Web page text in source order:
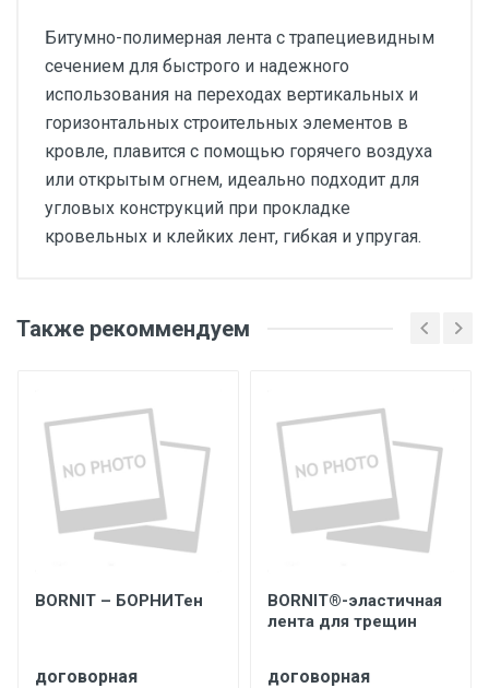
Битумно-полимерная лента с трапециевидным
сечением для быстрого и надежного
использования на переходах вертикальных и
горизонтальных строительных элементов в
кровле, плавится с помощью горячего воздуха
или открытым огнем, идеально подходит для
угловых конструкций при прокладке
кровельных и клейких лент, гибкая и упругая.
Также рекоммендуем
BORNIT – БОРНИТен
договорная
BORNIT®-эластичная
лента для трещин
договорная